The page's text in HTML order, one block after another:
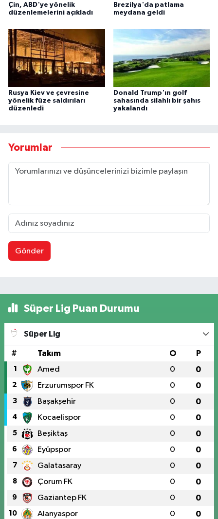
Çin, ABD'ye yönelik
düzenlemelerini açıkladı
Brezilya'da patlama
meydana geldi
Rusya Kiev ve çevresine
yönelik füze saldırıları
düzenledi
Donald Trump'ın golf
sahasında silahlı bir şahıs
yakalandı
Yorumlar
Gönder
Süper Lig Puan Durumu
Süper Lig
# Takım O P
1 Amed 0 0
2 Erzurumspor FK 0 0
3 Başakşehir 0 0
4 Kocaelispor 0 0
5 Beşiktaş 0 0
6 Eyüpspor 0 0
7 Galatasaray 0 0
8 Çorum FK 0 0
9 Gaziantep FK 0 0
10 Alanyaspor 0 0